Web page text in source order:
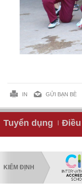
IN GỬI BẠN BÈ
Tuyển dụng
KIỂM ĐỊNH